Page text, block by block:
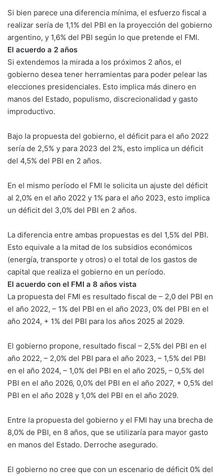
Si bien parece una diferencia mínima, el esfuerzo fiscal a
realizar sería de 1,1% del PBI en la proyección del gobierno
argentino, y 1,6% del PBI según lo que pretende el FMI.
El acuerdo a 2 años
Si extendemos la mirada a los próximos 2 años, el
gobierno desea tener herramientas para poder pelear las
elecciones presidenciales. Esto implica más dinero en
manos del Estado, populismo, discrecionalidad y gasto
improductivo.
Bajo la propuesta del gobierno, el déficit para el año 2022
sería de 2,5% y para 2023 del 2%, esto implica un déficit
del 4,5% del PBI en 2 años.
En el mismo período el FMI le solicita un ajuste del déficit
al 2,0% en el año 2022 y 1% para el año 2023, esto implica
un déficit del 3,0% del PBI en 2 años.
La diferencia entre ambas propuestas es del 1,5% del PBI.
Esto equivale a la mitad de los subsidios económicos
(energía, transporte y otros) o el total de los gastos de
capital que realiza el gobierno en un período.
El acuerdo con el FMI a 8 años vista
La propuesta del FMI es resultado fiscal de – 2,0 del PBI en
el año 2022, – 1% del PBI en el año 2023, 0% del PBI en el
año 2024, + 1% del PBI para los años 2025 al 2029.
El gobierno propone, resultado fiscal – 2,5% del PBI en el
año 2022, – 2,0% del PBI para el año 2023, – 1,5% del PBI
en el año 2024, – 1,0% del PBI en el año 2025, – 0,5% del
PBI en el año 2026, 0,0% del PBI en el año 2027, + 0,5% del
PBI en el año 2028 y 1,0% del PBI en el año 2029.
Entre la propuesta del gobierno y el FMI hay una brecha de
8,0% de PBI, en 8 años, que se utilizaría para mayor gasto
en manos del Estado. Derroche asegurado.
El gobierno no cree que con un escenario de déficit 0% del